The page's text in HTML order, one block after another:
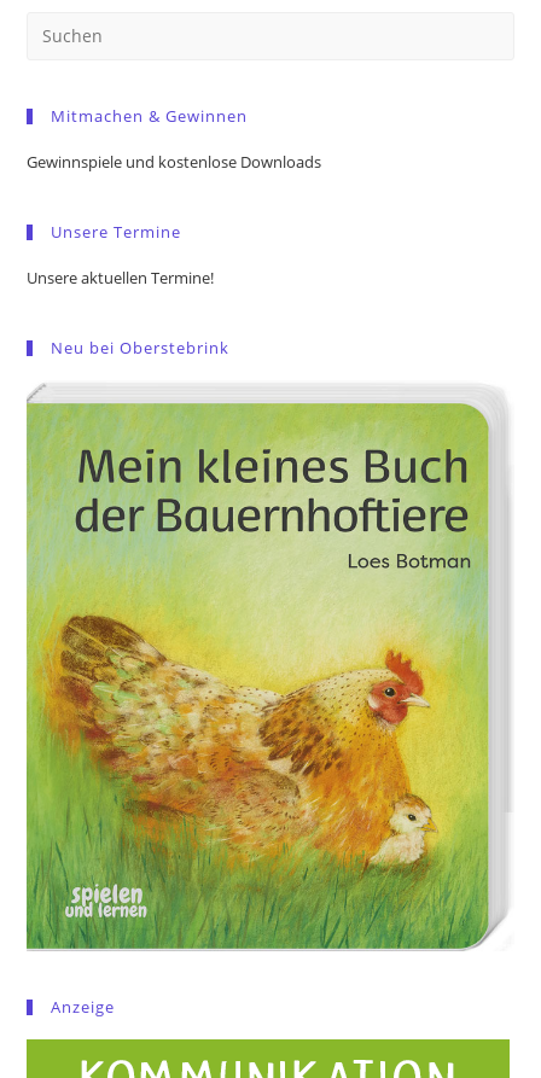
Mitmachen & Gewinnen
Gewinnspiele und kostenlose Downloads
Unsere Termine
Unsere aktuellen Termine!
Neu bei Oberstebrink
Anzeige